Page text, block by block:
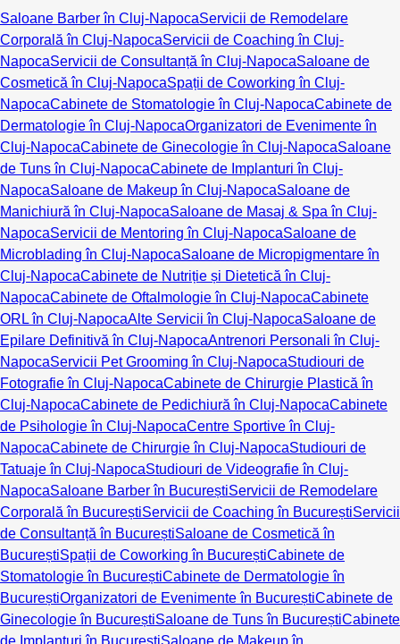
Saloane Barber în Cluj-NapocaServicii de Remodelare
Corporală în Cluj-NapocaServicii de Coaching în Cluj-
NapocaServicii de Consultanță în Cluj-NapocaSaloane de
Cosmetică în Cluj-NapocaSpații de Coworking în Cluj-
NapocaCabinete de Stomatologie în Cluj-NapocaCabinete de
Dermatologie în Cluj-NapocaOrganizatori de Evenimente în
Cluj-NapocaCabinete de Ginecologie în Cluj-NapocaSaloane
de Tuns în Cluj-NapocaCabinete de Implanturi în Cluj-
NapocaSaloane de Makeup în Cluj-NapocaSaloane de
Manichiură în Cluj-NapocaSaloane de Masaj & Spa în Cluj-
NapocaServicii de Mentoring în Cluj-NapocaSaloane de
Microblading în Cluj-NapocaSaloane de Micropigmentare în
Cluj-NapocaCabinete de Nutriție și Dietetică în Cluj-
NapocaCabinete de Oftalmologie în Cluj-NapocaCabinete
ORL în Cluj-NapocaAlte Servicii în Cluj-NapocaSaloane de
Epilare Definitivă în Cluj-NapocaAntrenori Personali în Cluj-
NapocaServicii Pet Grooming în Cluj-NapocaStudiouri de
Fotografie în Cluj-NapocaCabinete de Chirurgie Plastică în
Cluj-NapocaCabinete de Pedichiură în Cluj-NapocaCabinete
de Psihologie în Cluj-NapocaCentre Sportive în Cluj-
NapocaCabinete de Chirurgie în Cluj-NapocaStudiouri de
Tatuaje în Cluj-NapocaStudiouri de Videografie în Cluj-
NapocaSaloane Barber în BucureștiServicii de Remodelare
Corporală în BucureștiServicii de Coaching în BucureștiServicii
de Consultanță în BucureștiSaloane de Cosmetică în
BucureștiSpații de Coworking în BucureștiCabinete de
Stomatologie în BucureștiCabinete de Dermatologie în
BucureștiOrganizatori de Evenimente în BucureștiCabinete de
Ginecologie în BucureștiSaloane de Tuns în BucureștiCabinete